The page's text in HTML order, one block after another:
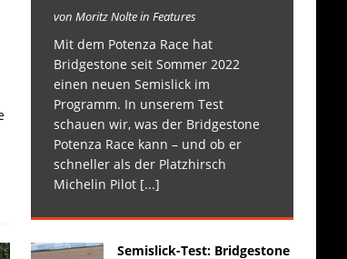
von Moritz Nolte in Features
Mit dem Potenza Race hat
Bridgestone seit Sommer 2022
einen neuen Semislick im
Programm. In unserem Test
schauen wir, was der Bridgestone
Potenza Race kann – und ob er
schneller als der Platzhirsch
Michelin Pilot [...]
Semislick-Test: Bridgestone